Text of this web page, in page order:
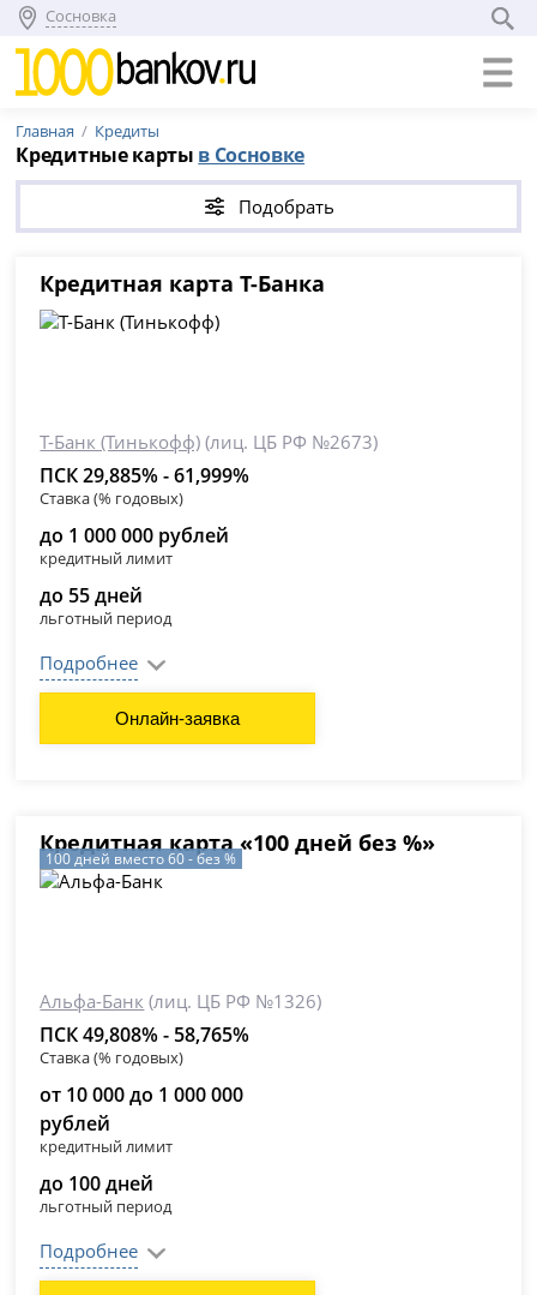
Сосновка
Главная Кредиты
Кредитные карты в Сосновке
Подобрать
Кредитная карта Т-Банка
Т-Банк (Тинькофф) (лиц. ЦБ РФ №2673)
ПСК 29,885% - 61,999%
Ставка (% годовых)
до 1 000 000 рублей
кредитный лимит
до 55 дней
льготный период
Подробнее
Онлайн-заявка
Кредитная карта «100 дней без %»
100 дней вместо 60 - без %
Альфа-Банк (лиц. ЦБ РФ №1326)
ПСК 49,808% - 58,765%
Ставка (% годовых)
от 10 000 до 1 000 000
рублей
кредитный лимит
до 100 дней
льготный период
Подробнее